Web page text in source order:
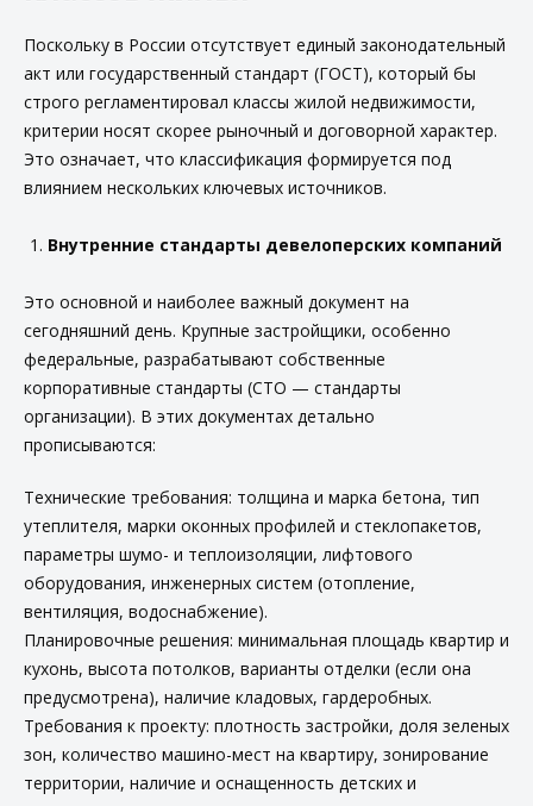
Поскольку в России отсутствует единый законодательный
акт или государственный стандарт (ГОСТ), который бы
строго регламентировал классы жилой недвижимости,
критерии носят скорее рыночный и договорной характер.
Это означает, что классификация формируется под
влиянием нескольких ключевых источников.
Внутренние стандарты девелоперских компаний
Это основной и наиболее важный документ на
сегодняшний день. Крупные застройщики, особенно
федеральные, разрабатывают собственные
корпоративные стандарты (СТО — стандарты
организации). В этих документах детально
прописываются:
Технические требования: толщина и марка бетона, тип
утеплителя, марки оконных профилей и стеклопакетов,
параметры шумо- и теплоизоляции, лифтового
оборудования, инженерных систем (отопление,
вентиляция, водоснабжение).
Планировочные решения: минимальная площадь квартир и
кухонь, высота потолков, варианты отделки (если она
предусмотрена), наличие кладовых, гардеробных.
Требования к проекту: плотность застройки, доля зеленых
зон, количество машино-мест на квартиру, зонирование
территории, наличие и оснащенность детских и